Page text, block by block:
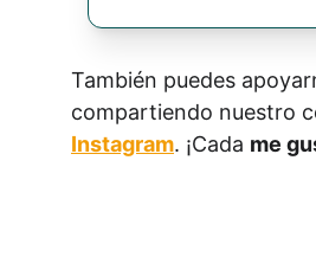
También puedes
compartiendo nuestro
Instagram. ¡Cada me